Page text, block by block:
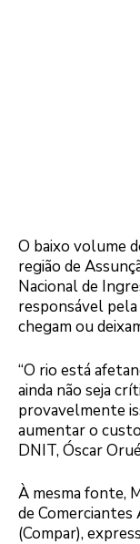
O baixo volume
região de
Nacional de
responsável
chegam ou
“O rio está
ainda não seja
provavelmente
aumentar o
DNIT, Óscar
À mesma fonte,
de Comerciantes
(Compar),